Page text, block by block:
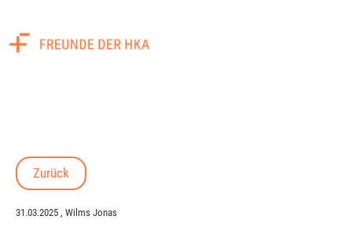
Zurück
31.03.2025 , Wilms Jonas